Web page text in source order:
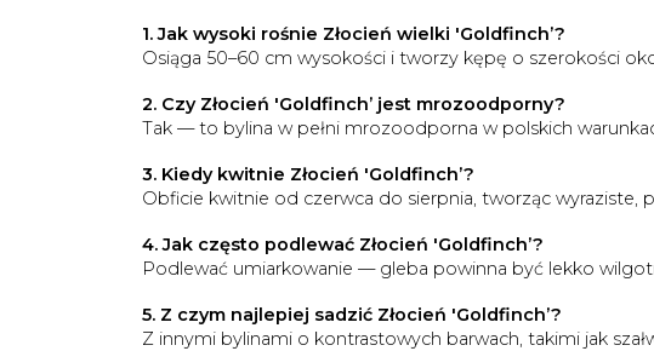
1. Jak wysoki rośnie Złocień wielki 'Goldfinch’?
Osiąga 50–60 cm wysokości i tworzy kępę o szerokości
2. Czy Złocień 'Goldfinch’ jest mrozoodporny?
Tak — to bylina w pełni mrozoodporna w polskich
3. Kiedy kwitnie Złocień 'Goldfinch’?
Obficie kwitnie od czerwca do sierpnia, tworząc wyraziste,
4. Jak często podlewać Złocień 'Goldfinch’?
Podlewać umiarkowanie — gleba powinna być lekko
5. Z czym najlepiej sadzić Złocień 'Goldfinch’?
Z innymi bylinami o kontrastowych barwach, takimi jak